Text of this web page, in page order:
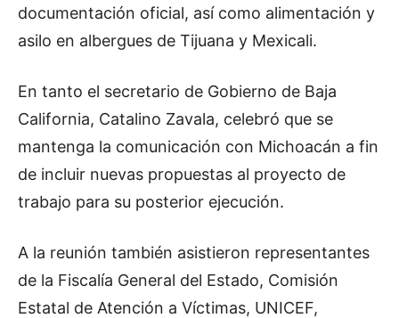
documentación oficial, así como alimentación y
asilo en albergues de Tijuana y Mexicali.
En tanto el secretario de Gobierno de Baja
California, Catalino Zavala, celebró que se
mantenga la comunicación con Michoacán a fin
de incluir nuevas propuestas al proyecto de
trabajo para su posterior ejecución.
A la reunión también asistieron representantes
de la Fiscalía General del Estado, Comisión
Estatal de Atención a Víctimas, UNICEF,